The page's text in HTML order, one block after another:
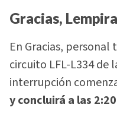
Gracias, Lempira
En Gracias,
circuito LFL-L334 de
interrupción
y concluirá a las